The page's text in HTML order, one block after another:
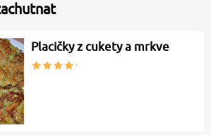
Placičky z cukety a mrkve